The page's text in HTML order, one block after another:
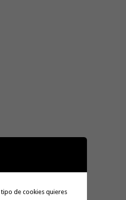
de cookies quieres